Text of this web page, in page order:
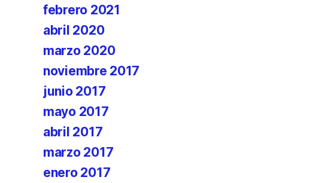
febrero 2021
abril 2020
marzo 2020
noviembre 2017
junio 2017
mayo 2017
abril 2017
marzo 2017
enero 2017